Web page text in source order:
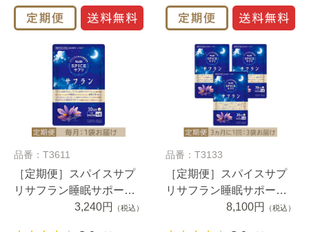
品番：T3611
［定期便］スパイスサプ
リサフラン睡眠サポート
３０日分毎月1袋お届けコ
3,240円 （税込）
品番：T3133
［定期便］スパイスサプ
リサフラン睡眠サポート
３０日分3か月に1回3袋お
8,100円 （税込）